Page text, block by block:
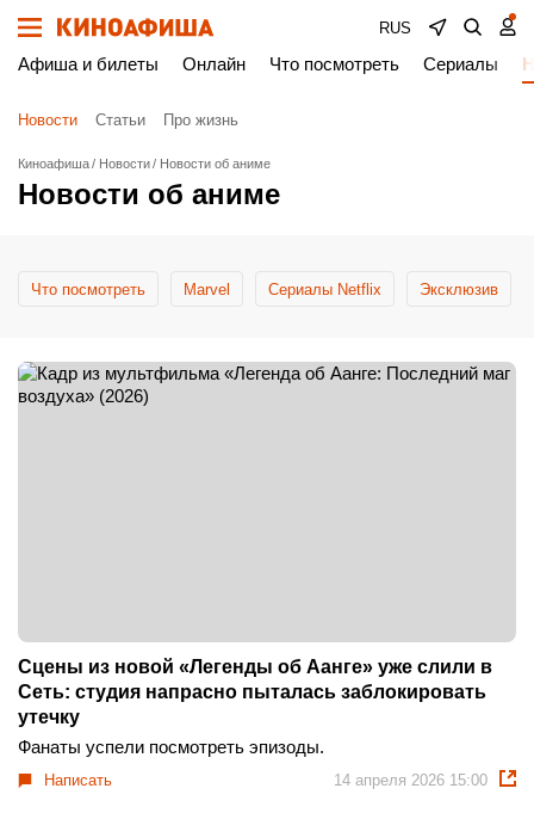
RUS
Афиша и билеты Онлайн Что посмотреть Сериалы
Новости Статьи Про жизнь
Киноафиша Новости Новости об аниме
Новости об аниме
Что посмотреть Marvel Сериалы Netflix Эксклюзив
Сцены из новой «Легенды об Аанге» уже слили в
Сеть: студия напрасно пыталась заблокировать
утечку
Фанаты успели посмотреть эпизоды.
Написать 14 апреля 2026 15:00